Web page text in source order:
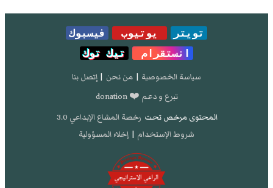
تويتر يوتيوب
فيسبوك
انستقرام
تيك توك
سياسة الخصوصية | من نحن | إتصل بنا
تبرع و دعم ❤️ donation
المحتوى مرخص تحت رخصة المشاع الإبداعي 3.0
شروط الإستخدام | إخلاء المسؤولية